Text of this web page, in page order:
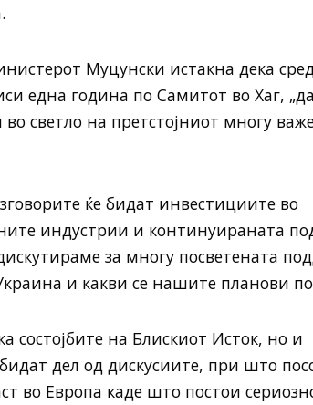
Муцунски истакна дека
една година по Самитот во Хаг,
светло на претстојниот многу
ќе бидат инвестициите во
индустрии и континуираната
за многу посветената
и какви се нашите планови
состојбите на Блискиот Исток, но и
дел од дискусиите, при што
во Европа каде што постои